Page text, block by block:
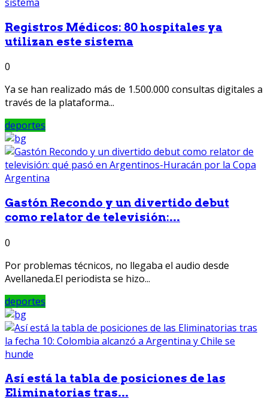
Registros Médicos: 80 hospitales ya
utilizan este sistema
0
Ya se han realizado más de 1.500.000 consultas digitales a
través de la plataforma...
deportes
Gastón Recondo y un divertido debut
como relator de televisión:...
0
Por problemas técnicos, no llegaba el audio desde
Avellaneda.El periodista se hizo...
deportes
Así está la tabla de posiciones de las
Eliminatorias tras...